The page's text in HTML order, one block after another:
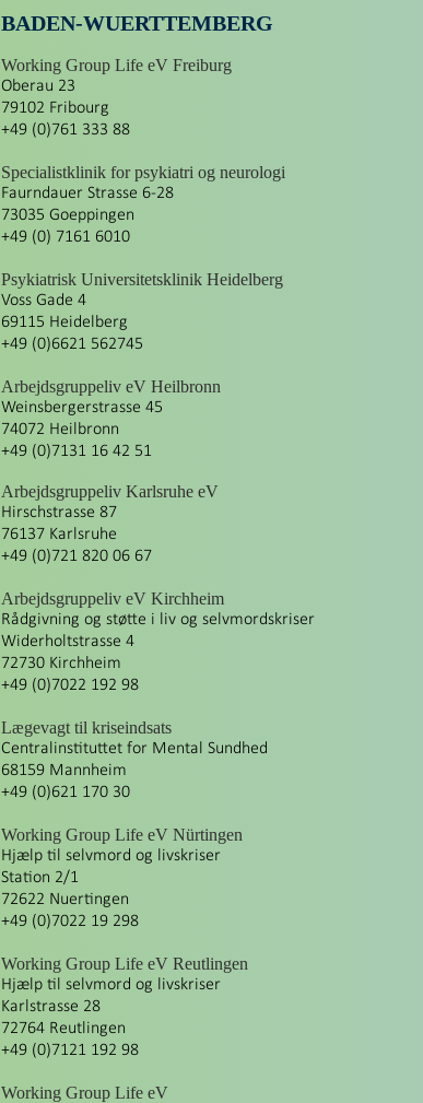
BADEN-WUERTTEMBERG
Working Group Life eV Freiburg
Oberau 23
79102 Fribourg
+49 (0)761 333 88
Specialistklinik for psykiatri og neurologi
Faurndauer Strasse 6-28
73035 Goeppingen
+49 (0) 7161 6010
Psykiatrisk Universitetsklinik Heidelberg
Voss Gade 4
69115 Heidelberg
+49 (0)6621 562745
Arbejdsgruppeliv eV Heilbronn
Weinsbergerstrasse 45
74072 Heilbronn
+49 (0)7131 16 42 51
Arbejdsgruppeliv Karlsruhe eV
Hirschstrasse 87
76137 Karlsruhe
+49 (0)721 820 06 67
Arbejdsgruppeliv eV Kirchheim
Rådgivning og støtte i liv og selvmordskriser
Widerholtstrasse 4
72730 Kirchheim
+49 (0)7022 192 98
Lægevagt til kriseindsats
Centralinstituttet for Mental Sundhed
68159 Mannheim
+49 (0)621 170 30
Working Group Life eV Nürtingen
Hjælp til selvmord og livskriser
Station 2/1
72622 Nuertingen
+49 (0)7022 19 298
Working Group Life eV Reutlingen
Hjælp til selvmord og livskriser
Karlstrasse 28
72764 Reutlingen
+49 (0)7121 192 98
Working Group Life eV